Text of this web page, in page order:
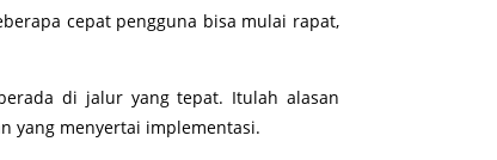
cepat pengguna bisa mulai rapat,
di jalur yang tepat. Itulah alasan
yang menyertai implementasi.